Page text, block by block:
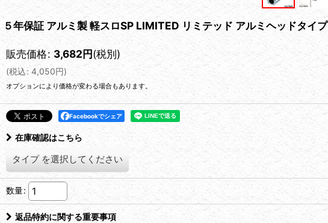
５年保証 アルミ製 軽スロSP LIMITED リミテッド アルミヘッドタイプ
販売価格: 3,682円(税別)
(税込: 4,050円)
オプションにより価格が変わる場合もあります。
Facebookでシェア
在庫確認はこちら
タイプ を選択してください
数量:
返品特約に関する重要事項